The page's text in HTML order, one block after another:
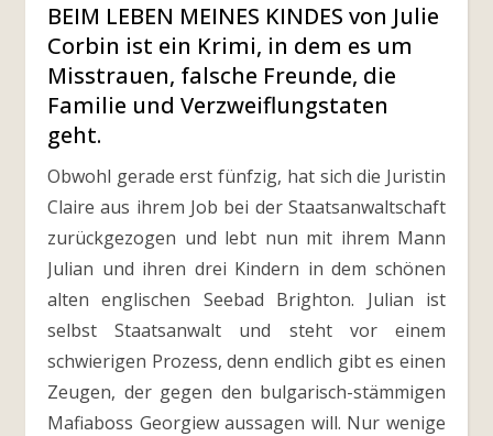
BEIM LEBEN MEINES KINDES von Julie
Corbin ist ein Krimi, in dem es um
Misstrauen, falsche Freunde, die
Familie und Verzweiflungstaten
geht.
Obwohl gerade erst fünfzig, hat sich die Juristin
Claire aus ihrem Job bei der Staatsanwaltschaft
zurückgezogen und lebt nun mit ihrem Mann
Julian und ihren drei Kindern in dem schönen
alten englischen Seebad Brighton. Julian ist
selbst Staatsanwalt und steht vor einem
schwierigen Prozess, denn endlich gibt es einen
Zeugen, der gegen den bulgarisch-stämmigen
Mafiaboss Georgiew aussagen will. Nur wenige